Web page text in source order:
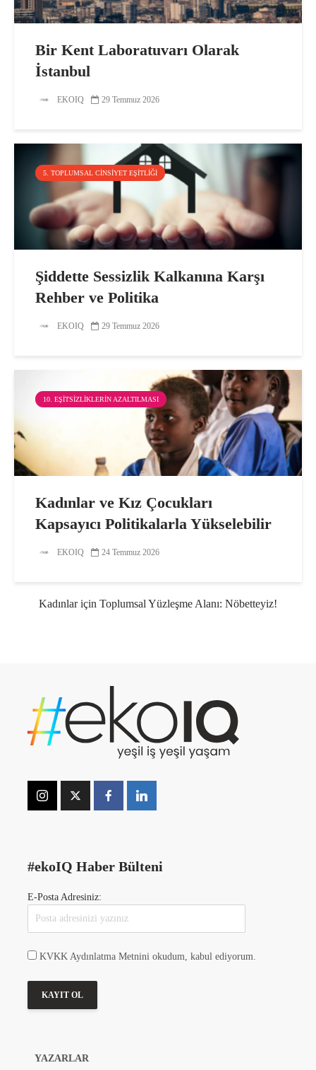
Bir Kent Laboratuvarı Olarak
İstanbul
EKOIQ 29 Temmuz 2026
5. TOPLUMSAL CINSIYET EŞITLIĞI
Şiddette Sessizlik Kalkanına Karşı
Rehber ve Politika
EKOIQ 29 Temmuz 2026
10. EŞITSIZLIKLERIN AZALTILMASI
Kadınlar ve Kız Çocukları
Kapsayıcı Politikalarla Yükselebilir
EKOIQ 24 Temmuz 2026
Kadınlar için Toplumsal Yüzleşme Alanı: Nöbetteyiz!
#ekoIQ Haber Bülteni
E-Posta Adresiniz:
KVKK Aydınlatma Metnini okudum, kabul ediyorum.
YAZARLAR